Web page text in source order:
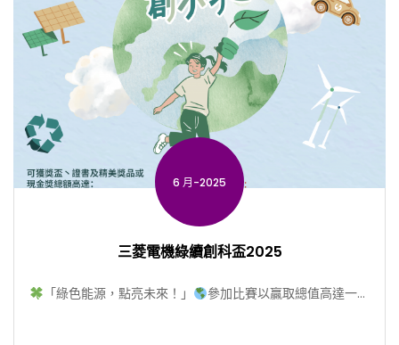
6 月-2025
三菱電機綠續創科盃2025
「綠色能源，點亮未來！」
參加比賽以贏取總值高達一萬